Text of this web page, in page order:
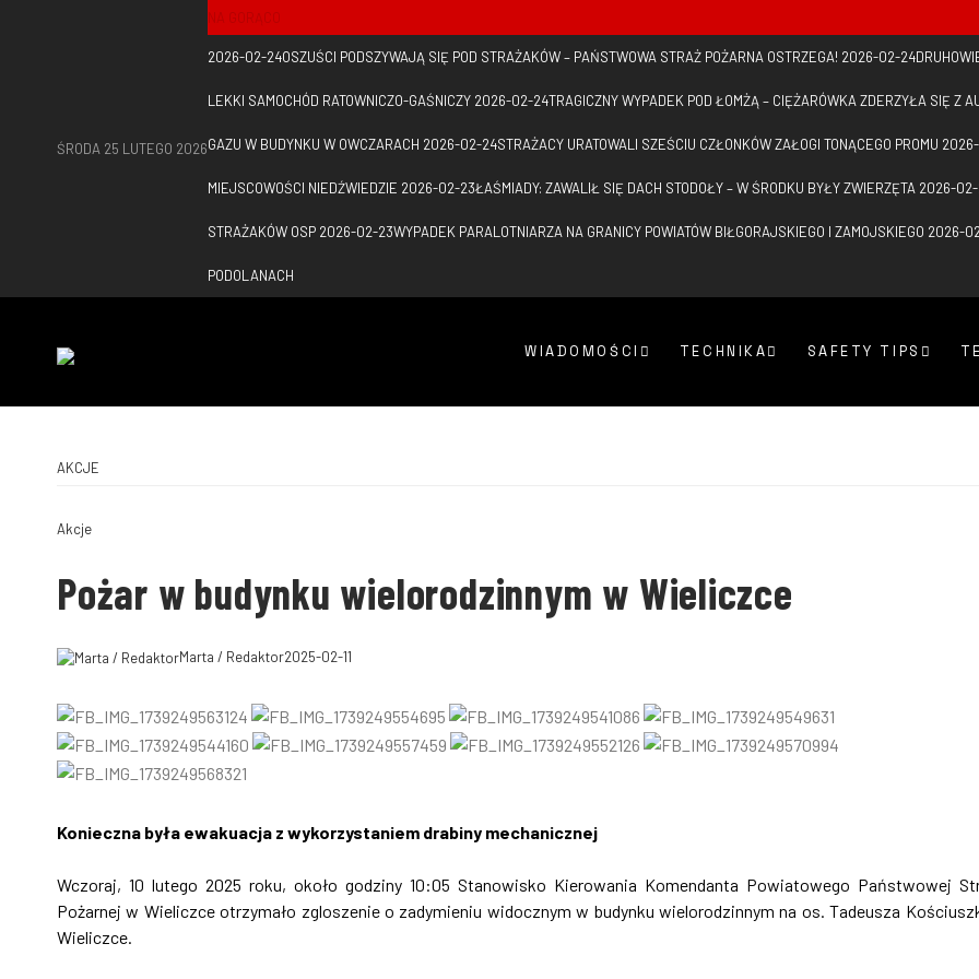
ŚRODA 25 LUTEGO 2026
NA GORĄCO
2026-02-24OSZUŚCI PODSZYWAJĄ SIĘ POD STRAŻAKÓW – PAŃSTWOWA STRAŻ POŻARNA OSTRZEGA! 2026-02-24
LEKKI SAMOCHÓD RATOWNICZO-GAŚNICZY 2026-02-24TRAGICZNY WYPADEK POD ŁOMŻĄ – CIĘŻARÓWKA ZDERZYŁA SIĘ Z
GAZU W BUDYNKU W OWCZARACH 2026-02-24STRAŻACY URATOWALI SZEŚCIU CZŁONKÓW ZAŁOGI TONĄCEGO PROMU
MIEJSCOWOŚCI NIEDŹWIEDZIE 2026-02-23ŁAŚMIADY: ZAWALIŁ SIĘ DACH STODOŁY – W ŚRODKU BYŁY ZWIERZĘTA 2026-
STRAŻAKÓW OSP 2026-02-23WYPADEK PARALOTNIARZA NA GRANICY POWIATÓW BIŁGORAJSKIEGO I ZAMOJSKIEGO 2026-
PODOLANACH
WIADOMOŚCI TECHNIKA SAFETY TIPS
AKCJE
Akcje
Pożar w budynku wielorodzinnym w Wieliczce
Marta / Redaktor2025-02-11
Konieczna była ewakuacja z wykorzystaniem drabiny mechanicznej
Wczoraj, 10 lutego 2025 roku, około godziny 10:05 Stanowisko Kierowania Komendanta Powiatowego Państwowej
Pożarnej w Wieliczce otrzymało zgloszenie o zadymieniu widocznym w budynku wielorodzinnym na os. Tadeusza
Wieliczce.